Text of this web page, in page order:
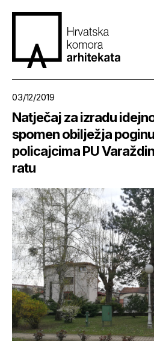
03/12/2019
Natječaj za izradu
spomen obilježja
policajcima PU
ratu